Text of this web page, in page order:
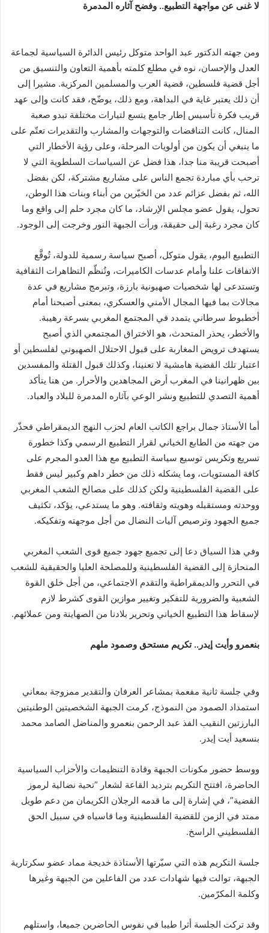
لا غنى عن مواجهة التطبيع.. وفضح آثاره المدمرة
ومن جهته الدكتور عبد الواحد متوكل رئيس الدائرة السياسية لجماعة
العدل والإحسان، نوه في مطلع كلمته بأهمية التعاون والتنسيق من
أجل قضية فلسطين، قضية العرب والمسلمين المركزية. مشيرا إلى
أن ذلك يعتبر غاية في البداهة، ومع ذلك، يوضّح، فقد كانت وإلى عهد
قريب فكرة تأسيس إطار جامع يتسع لتيارات مختلفة تبدو صعبة
المنال، كانت التناقضات والتوجهات والمشارب والتقديرات تعتّم على
ما ينبغي أن يكون من أولويات المرحلة، وعلى رؤية الأخطار التي
أصبحت قريبة منا جدا، هذا فضل عن السياسات السلطوية التي لا
ترحب بأي مباردة تجمع الناس على مشاريع مشتركة، لكن بفضل
الله، ثم بفضل عزائم عدد من الخيّرين من أبناء وبنات هذا الوطن،
تحول، يقول عضو مجلس الإرشاد، ما كان مجرد حلم إلى واقع وما
كان مجرد رغبة إلى حقيقة، ورأت الجبهة النور وخرجت إلى الوجود.
التطبيع اليوم، يقول متوكل، أصبح سياسة رسمية للدولة، تُوقَّع
الاتفاقات علنا وأمام عدسات الكاميرات، وتُنظّم التظاهرات الثقافية
وتستدعى لها شخصيات صهيونية بارزة، وتبرمج مشاريع في عدة
مجالات بما فيها المجال الأمني والعسكري، بمعنى أصبحنا أمام
أخطبوط سرطاني يتمدد في المجتمع المغربي بسرعة رهيبة.
والأخطر، يحذر المتحدث، هو الاختراق المجتمعي الذي أصبح
يستهدف ترويض المغاربة على قبول الاحتلال الصهيوني لفلسطين أو
اعتبار تلك القضية هامشية لا تعنينا، وكذلك قبول القتلة والمفسدين
بين ظهرانينا في المغرب أرض المجاهدين والأحرار. من هنا يتأكد
أهمية التصدي للتطبيع ونشر الوعي بآثاره المدمرة للبلاد والعباد.
أما الأستاذ جمال براجع الكاتب العام لحزب النهج الديمقراطي فحذّر
من جهته من الطابع الخياني لقرار التطبيع الرسمي وكذا خطورة
تسريع وتكريس توسيع سياسة التطبيع مع هذا العدو المجرم على
كافة المستويات، وما يشكله ذلك من خطر داهم وكبير ليس فقط
على القضية الفلسطينية ولكن كذلك على مصالح الشعب المغربي
ووحدته ومستقبله وهويته وثقافته. وهو ما يستدعي، يؤكد، تكثيف
جميع الجهود وترصيص آليات النضال من أجل موجهته وتفكيكه.
وفي هذا السياق دعا إلى تجميع جهود جميع قوى الشعب المغربي
المنحازة إلى القضية الفلسطينية وللمصلحة العليا والحقيقية للشعب
في التحرر والديمقراطية والتقدم الاجتماعي، من أجل خلق القوة
الشعبية والضرورية للتفكير وتغيير موازين القوى كشرط لازم
لإسقاط هذا التطبيع الخياني وتحرير بلادنا من الصهاينة ومن عملائهم.
بنعمرو وأيت إيدر.. تكريم مستحق وصمود ملهم
وفي جلسة ثانية مفعمة بمشاعر العرفان والتقدير ممزوجة بمعاني
استمداد الصمود من النموذج، كرمت الجبهة الشخصيتين الوطنيتين
البارزتين النقيب الفذ عبد الرحمن بنعمرو والمناضل الصامد محمد
بنسعيد أيت إيدر.
ووسط حضور مكونات الجبهة وقادة التنظيمات والأحزاب السياسية
الحاضرة، افتتح التكريم بترديد القاعة لشعار “تحية نضالية لرموز
القضية”، في إشارة إلى ما قدمه الرجلان الكريمان من دعم طويل
ممتد في الزمن للقضية الفلسطينية وما قاسياه في سبيل الحق
الفلسطيني الراسخ.
جلسة التكريم هذه التي سيّرتها الأستاذة خديجة مماد عضو سكرتارية
الجبهة، توالت فيها شهادات عدد من الفاعلين من الجبهة وغيرها
وكلمة المكرّمين.
وقد تركت الجلسة أثرا طيبا في نفوس الحاضرين جميعا، واستلهم